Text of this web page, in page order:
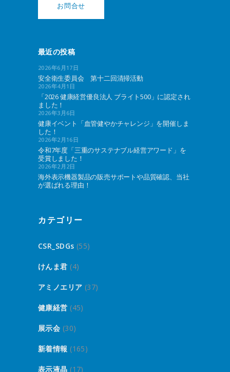
お問合せ
最近の投稿
2026年6月17日
安全衛生委員会 第十二回清掃活動
2026年4月1日
「2026 健康経営優良法人 ブライト500」に認定され
ました！
2026年3月6日
健康イベント「血管健やかチャレンジ」を開催しま
した！
2026年2月16日
令和7年度「三重のサステナブル経営アワード」を
受賞しました！
2026年2月2日
海外表示機器製品の販売サポートや品質確認、当社
が選ばれる理由！
カテゴリー
CSR_SDGs (55)
けんま君 (4)
アミノエリア (37)
健康経営 (45)
展示会 (30)
新着情報 (165)
表示液晶 (17)